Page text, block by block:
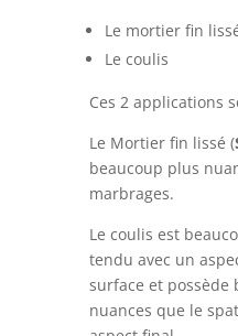
Le mortier fin
Le coulis
Ces 2 applications
Le Mortier fin lissé (
beaucoup plus
marbrages.
Le coulis est
tendu avec un
surface et possède
nuances que le